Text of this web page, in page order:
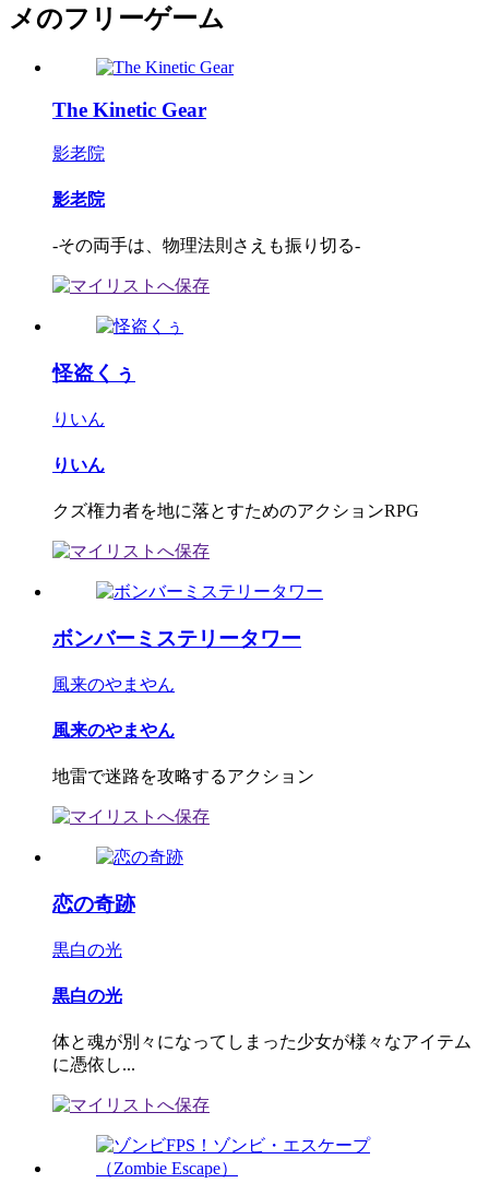
メのフリーゲーム
The Kinetic Gear
影老院
影老院
-その両手は、物理法則さえも振り切る-
怪盗くぅ
りいん
りいん
クズ権力者を地に落とすためのアクションRPG
ボンバーミステリータワー
風来のやまやん
風来のやまやん
地雷で迷路を攻略するアクション
恋の奇跡
黒白の光
黒白の光
体と魂が別々になってしまった少女が様々なアイテム
に憑依し...